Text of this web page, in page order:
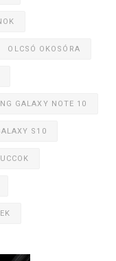
OLCSÓ OKOSÓRA
GALAXY NOTE 10
S10